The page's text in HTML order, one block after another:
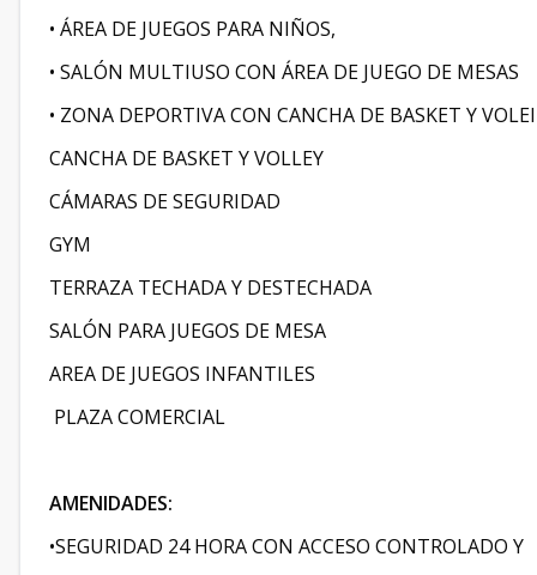
• ÁREA DE JUEGOS PARA NIÑOS,
• SALÓN MULTIUSO CON ÁREA DE JUEGO DE MESAS
• ZONA DEPORTIVA CON CANCHA DE BASKET Y
CANCHA DE BASKET Y VOLLEY
CÁMARAS DE SEGURIDAD
GYM
TERRAZA TECHADA Y DESTECHADA
SALÓN PARA JUEGOS DE MESA
AREA DE JUEGOS INFANTILES
PLAZA COMERCIAL
AMENIDADES:
•SEGURIDAD 24 HORA CON ACCESO CONTROLADO Y